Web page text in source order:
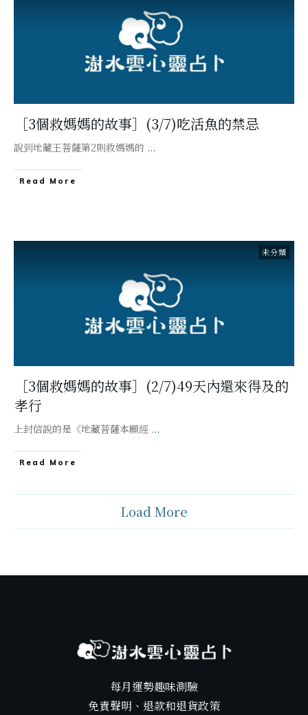
［3個救媽媽的故事］(3/7)吃活魚的禁忌
說到地藏王菩薩第2則救媽媽的 ...
Read More
未分類
［3個救媽媽的故事］(2/7)49天內還來得及的
孝行
上封信說的是《地藏菩薩本願經 ...
Read More
Load More
每月運勢趣味測驗
免責聲明、退款和退貨政策